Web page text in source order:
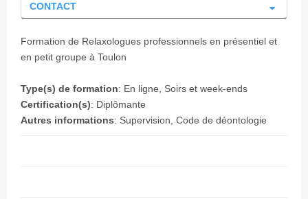
CONTACT
Formation de Relaxologues professionnels en présentiel et
en petit groupe à Toulon
Type(s) de formation: En ligne, Soirs et week-ends
Certification(s): Diplômante
Autres informations: Supervision, Code de déontologie